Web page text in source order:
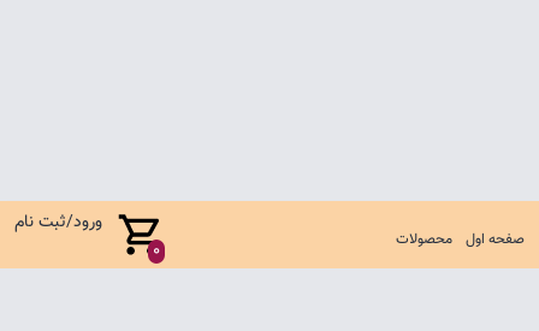
صفحه اول محصولات 0
ورود/ثبت نام